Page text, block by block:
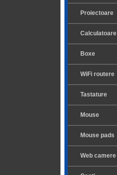
Proiectoare
Calculatoare
Boxe
WiFi routere
Tastature
Mouse
Mouse pads
Web camere